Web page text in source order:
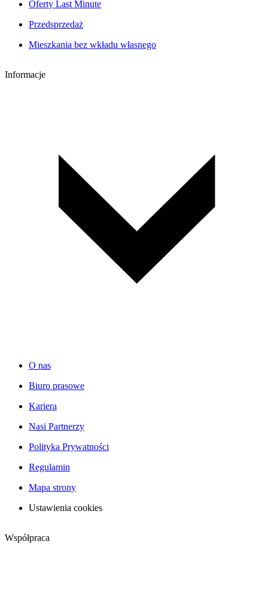
Oferty Last Minute
Przedsprzedaż
Mieszkania bez wkładu własnego
Informacje
O nas
Biuro prasowe
Kariera
Nasi Partnerzy
Polityka Prywatności
Regulamin
Mapa strony
Ustawienia cookies
Współpraca